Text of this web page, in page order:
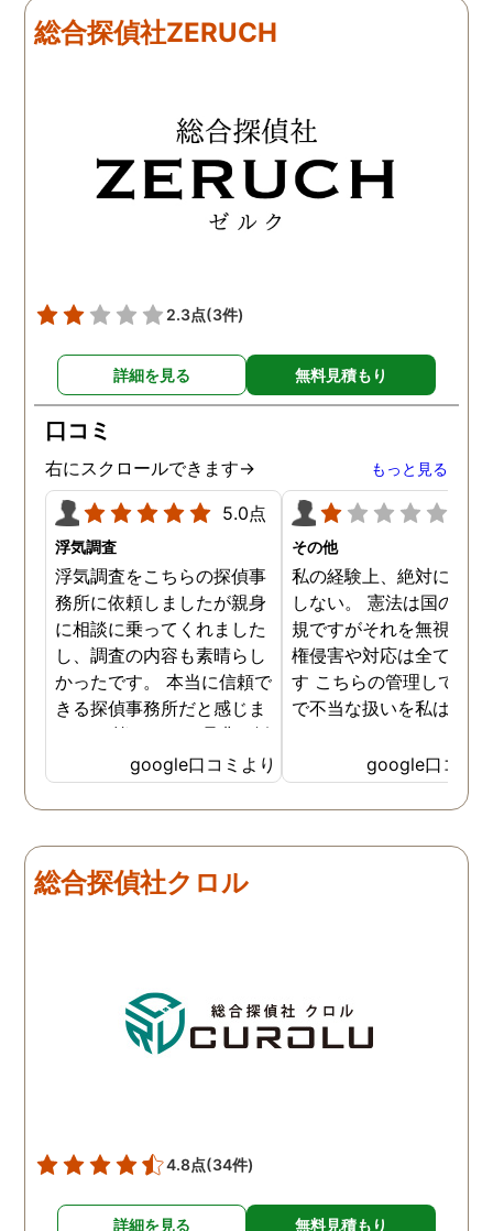
士と一緒に戦っていこうと
思います。探偵に支払った
れからもサポートしていき
ますから。」と言う探偵か
らの言葉には本当に励まさ
れました。これからも弁護
士同様にサポートをお願い
だ。普段は普通なのに夜
総合探偵社ZERUCH
2.3点(3件)
詳細を見る 無料見積もり
口コミ
右にスクロールできます→ もっと見る
5.0点
浮気調査
浮気調査をこちらの探偵事
務所に依頼しましたが親身
に相談に乗ってくれました
し、調査の内容も素晴らし
かったです。 本当に信頼で
きる探偵事務所だと感じま
した。 皆さんにも是非お勧
めしたいと思います。
google口コミより
その他
私の経験上、絶対にお勧
しない。 憲法は国の最
規ですがそれを無視した
権侵害や対応は全て違法
す こちらの管理してい
で不当な扱いを私は受け
google口コミ
総合探偵社クロル
4.8点(34件)
詳細を見る 無料見積もり